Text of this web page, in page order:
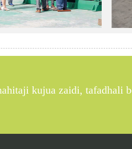
kujua zaidi, tafadhali